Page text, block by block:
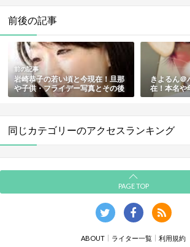
前後の記事
前の記事
岩崎恭子の若い頃と今現在！旦那
や子供・フライデー写真とその後
も総まとめ【平泳ぎ金メダリス
きよるん＠
在！本名や
え
同じカテゴリーのアクセスランキング
PAGE TOP
ABOUT ライター一覧 利用規約